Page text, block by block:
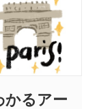
かるアー